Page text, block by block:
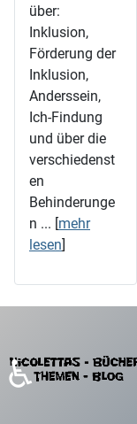
über:
Inklusion,
Förderung der
Inklusion,
Anderssein,
Ich-Findung
und über die
verschiedenst
en
Behinderunge
n ... [mehr
lesen]